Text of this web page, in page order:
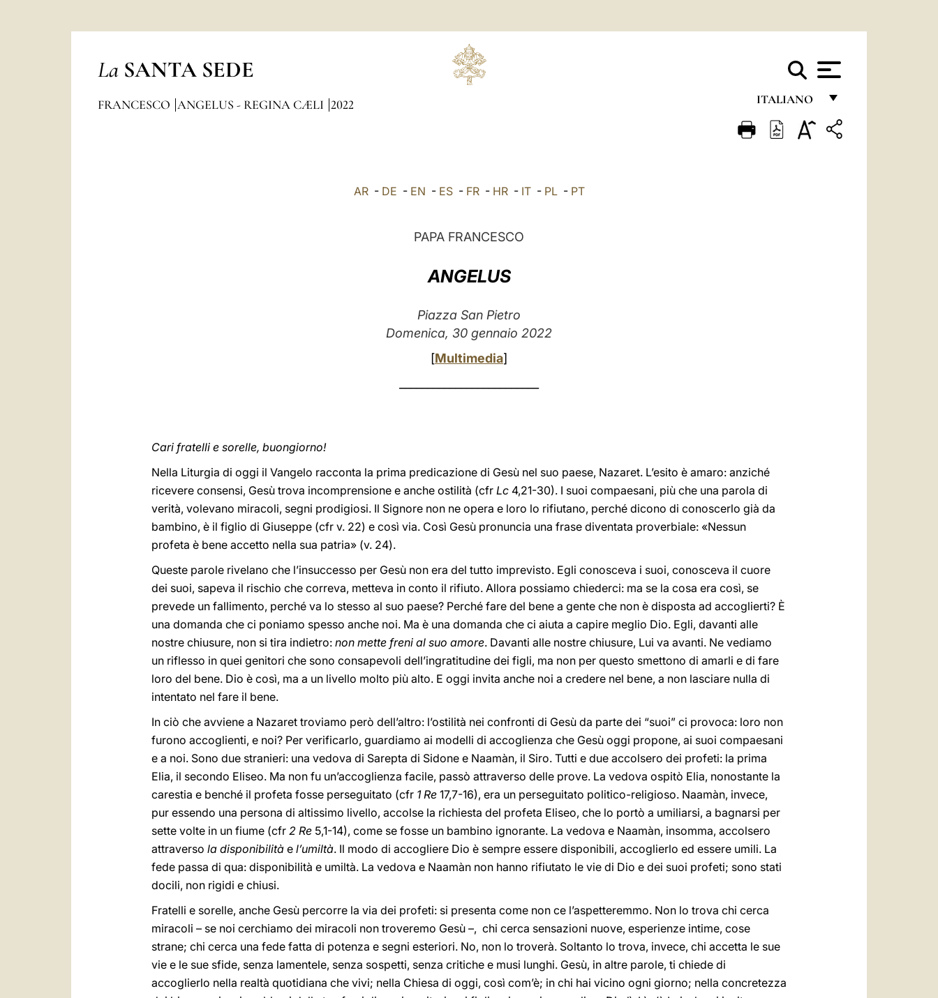
La SANTA SEDE
ITALIANO
FRANÇAIS
FRANCESCO ANGELUS - REGINA CÆLI 2022
AR- DE - EN - ES- FR- HR- IT- PL- PT
PAPA FRANCESCO
ANGELUS
Piazza San Pietro
Domenica, 30 gennaio 2022
[Multimedia]
Cari fratelli e sorelle, buongiorno!
Nella Liturgia di oggi il Vangelo racconta la prima predicazione di Gesù nel suo paese, Nazaret. L’esito è amaro: anziché
ricevere consensi, Gesù trova incomprensione e anche ostilità (cfr Lc 4,21-30). I suoi compaesani, più che una parola di
verità, volevano miracoli, segni prodigiosi. Il Signore non ne opera e loro lo rifiutano, perché dicono di conoscerlo già da
bambino, è il figlio di Giuseppe (cfr v. 22) e così via. Così Gesù pronuncia una frase diventata proverbiale: «Nessun
profeta è bene accetto nella sua patria» (v. 24).
Queste parole rivelano che l’insuccesso per Gesù non era del tutto imprevisto. Egli conosceva i suoi, conosceva il cuore
dei suoi, sapeva il rischio che correva, metteva in conto il rifiuto. Allora possiamo chiederci: ma se la cosa era così, se
prevede un fallimento, perché va lo stesso al suo paese? Perché fare del bene a gente che non è disposta ad accoglierti? È
una domanda che ci poniamo spesso anche noi. Ma è una domanda che ci aiuta a capire meglio Dio. Egli, davanti alle
nostre chiusure, non si tira indietro: non mette freni al suo amore. Davanti alle nostre chiusure, Lui va avanti. Ne vediamo
un riflesso in quei genitori che sono consapevoli dell’ingratitudine dei figli, ma non per questo smettono di amarli e di fare
loro del bene. Dio è così, ma a un livello molto più alto. E oggi invita anche noi a credere nel bene, a non lasciare nulla di
intentato nel fare il bene.
In ciò che avviene a Nazaret troviamo però dell’altro: l’ostilità nei confronti di Gesù da parte dei “suoi” ci provoca: loro non
furono accoglienti, e noi? Per verificarlo, guardiamo ai modelli di accoglienza che Gesù oggi propone, ai suoi compaesani
e a noi. Sono due stranieri: una vedova di Sarepta di Sidone e Naamàn, il Siro. Tutti e due accolsero dei profeti: la prima
Elia, il secondo Eliseo. Ma non fu un’accoglienza facile, passò attraverso delle prove. La vedova ospitò Elia, nonostante la
carestia e benché il profeta fosse perseguitato (cfr 1 Re 17,7-16), era un perseguitato politico-religioso. Naamàn, invece,
pur essendo una persona di altissimo livello, accolse la richiesta del profeta Eliseo, che lo portò a umiliarsi, a bagnarsi per
sette volte in un fiume (cfr 2 Re 5,1-14), come se fosse un bambino ignorante. La vedova e Naamàn, insomma, accolsero
attraverso la disponibilità e l’umiltà. Il modo di accogliere Dio è sempre essere disponibili, accoglierlo ed essere umili. La
fede passa di qua: disponibilità e umiltà. La vedova e Naamàn non hanno rifiutato le vie di Dio e dei suoi profeti; sono stati
docili, non rigidi e chiusi.
Fratelli e sorelle, anche Gesù percorre la via dei profeti: si presenta come non ce l’aspetteremmo. Non lo trova chi cerca
miracoli – se noi cerchiamo dei miracoli non troveremo Gesù –, chi cerca sensazioni nuove, esperienze intime, cose
strane; chi cerca una fede fatta di potenza e segni esteriori. No, non lo troverà. Soltanto lo trova, invece, chi accetta le sue
vie e le sue sfide, senza lamentele, senza sospetti, senza critiche e musi lunghi. Gesù, in altre parole, ti chiede di
accoglierlo nella realtà quotidiana che vivi; nella Chiesa di oggi, così com’è; in chi hai vicino ogni giorno; nella concretezza